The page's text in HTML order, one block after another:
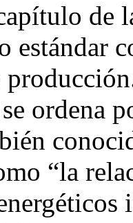
de
estándar
ordena
“la